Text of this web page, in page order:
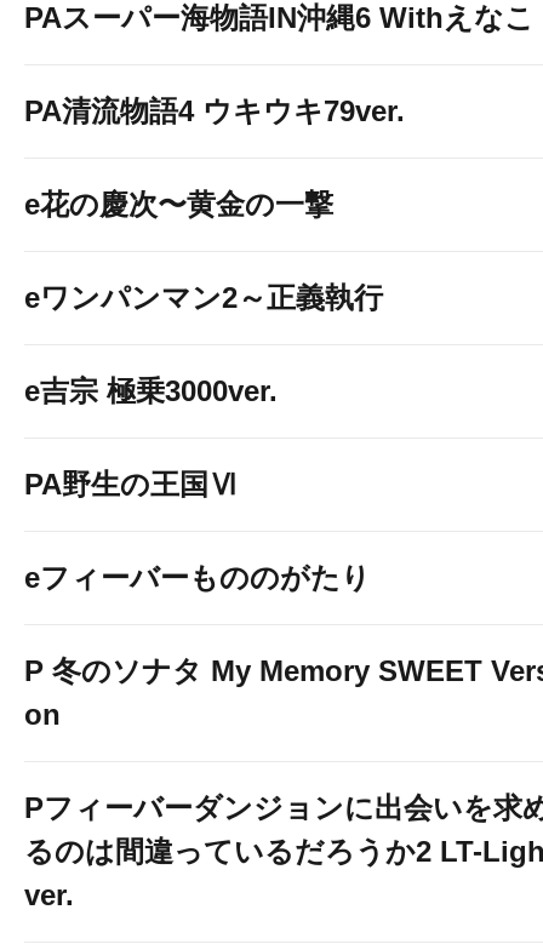
PAスーパー海物語IN沖縄6 Withえなこ
PA清流物語4 ウキウキ79ver.
e花の慶次〜黄金の一撃
eワンパンマン2～正義執行
e吉宗 極乗3000ver.
PA野生の王国Ⅵ
eフィーバーもののがたり
P 冬のソナタ My Memory SWEET
on
Pフィーバーダンジョンに出会いを求
るのは間違っているだろうか2 LT-
ver.